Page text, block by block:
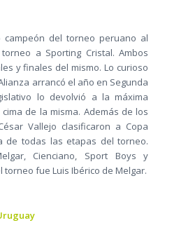
campeón del torneo peruano al
a Sporting Cristal. Ambos
y finales del mismo. Lo curioso
arrancó el año en Segunda
lo devolvió a la máxima
de la misma. Además de los
Vallejo clasificaron a Copa
de todas las etapas del torneo.
Cienciano, Sport Boys y
torneo fue Luis Ibérico de Melgar.